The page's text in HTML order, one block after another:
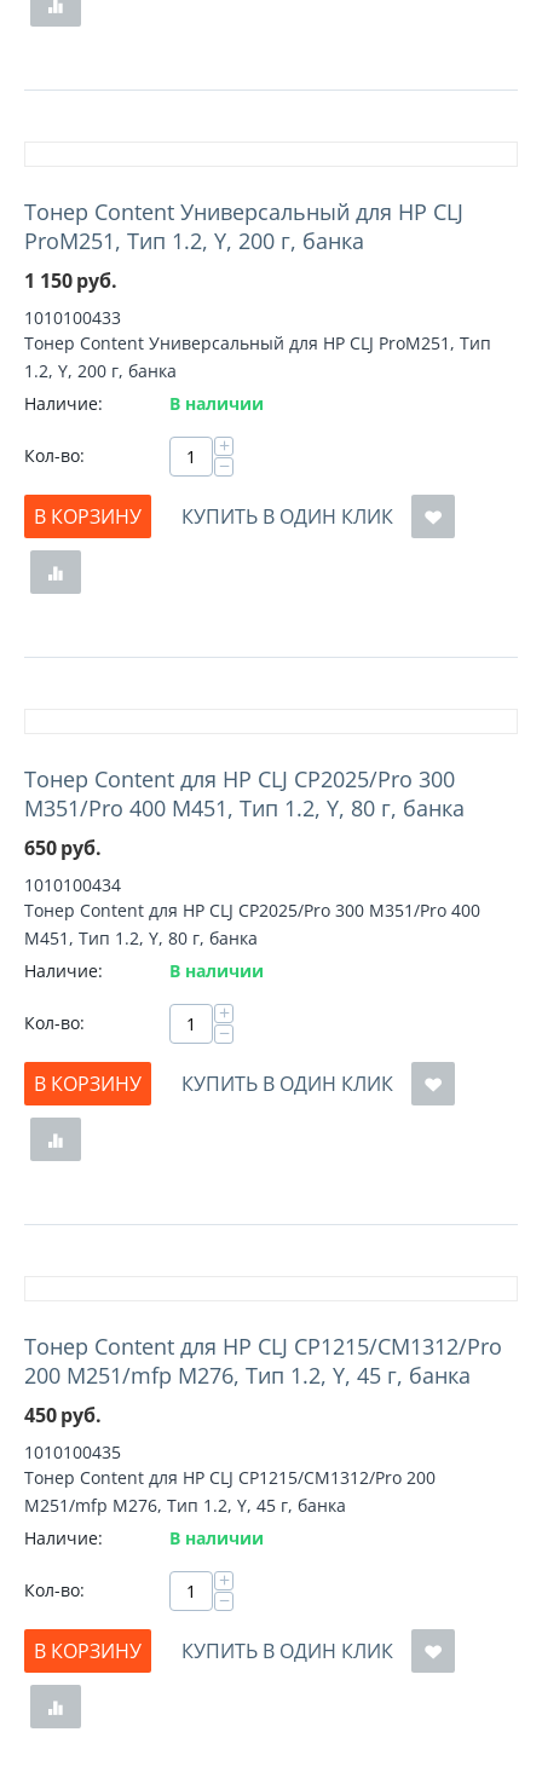
Тонер Content Универсальный для HP CLJ
ProM251, Тип 1.2, Y, 200 г, банка
1 150руб.
1010100433
Тонер Content Универсальный для HP CLJ ProM251, Тип
1.2, Y, 200 г, банка
Наличие:
В наличии
Кол-во: +
−
В КОРЗИНУ
КУПИТЬ В ОДИН КЛИК
Тонер Content для HP CLJ CP2025/Pro 300
M351/Pro 400 M451, Тип 1.2, Y, 80 г, банка
650руб.
1010100434
Тонер Content для HP CLJ CP2025/Pro 300 M351/Pro 400
M451, Тип 1.2, Y, 80 г, банка
Наличие:
В наличии
Кол-во: +
−
В КОРЗИНУ
КУПИТЬ В ОДИН КЛИК
Тонер Content для HP CLJ CP1215/CM1312/Pro
200 M251/mfp M276, Тип 1.2, Y, 45 г, банка
450руб.
1010100435
Тонер Content для HP CLJ CP1215/CM1312/Pro 200
M251/mfp M276, Тип 1.2, Y, 45 г, банка
Наличие:
В наличии
Кол-во: +
−
В КОРЗИНУ
КУПИТЬ В ОДИН КЛИК